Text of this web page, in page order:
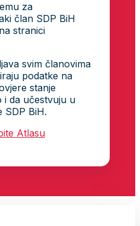
za
član SDP BiH
stranici
svim članovima
podatke na
stanje
i da učestvuju u
SDP BiH.
Atlasu